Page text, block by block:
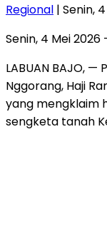
Regional | Senin,
Senin, 4 Mei 2026
LABUAN BAJO,
Nggorang, Haji
yang mengklaim
sengketa tanah